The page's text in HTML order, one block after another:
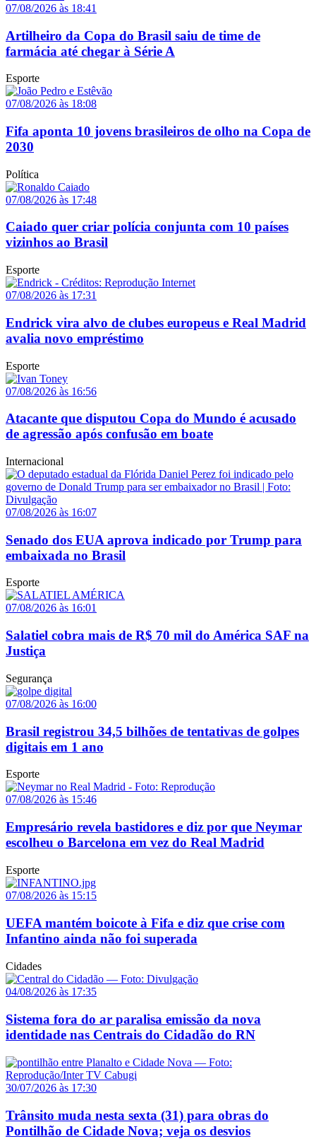
07/08/2026 às 18:41
Artilheiro da Copa do Brasil saiu de time de
farmácia até chegar à Série A
Esporte
07/08/2026 às 18:08
Fifa aponta 10 jovens brasileiros de olho na Copa de
2030
Política
07/08/2026 às 17:48
Caiado quer criar polícia conjunta com 10 países
vizinhos ao Brasil
Esporte
07/08/2026 às 17:31
Endrick vira alvo de clubes europeus e Real Madrid
avalia novo empréstimo
Esporte
07/08/2026 às 16:56
Atacante que disputou Copa do Mundo é acusado
de agressão após confusão em boate
Internacional
07/08/2026 às 16:07
Senado dos EUA aprova indicado por Trump para
embaixada no Brasil
Esporte
07/08/2026 às 16:01
Salatiel cobra mais de R$ 70 mil do América SAF na
Justiça
Segurança
07/08/2026 às 16:00
Brasil registrou 34,5 bilhões de tentativas de golpes
digitais em 1 ano
Esporte
07/08/2026 às 15:46
Empresário revela bastidores e diz por que Neymar
escolheu o Barcelona em vez do Real Madrid
Esporte
07/08/2026 às 15:15
UEFA mantém boicote à Fifa e diz que crise com
Infantino ainda não foi superada
Cidades
04/08/2026 às 17:35
Sistema fora do ar paralisa emissão da nova
identidade nas Centrais do Cidadão do RN
30/07/2026 às 17:30
Trânsito muda nesta sexta (31) para obras do
Pontilhão de Cidade Nova; veja os desvios